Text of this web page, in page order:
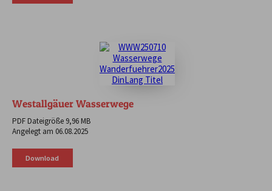
Westallgäuer Wasserwege
PDF Dateigröße 9,96 MB
Angelegt am 06.08.2025
Download